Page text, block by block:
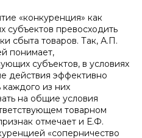
«конкуренция» как
субъектов превосходить
сбыта товаров. Так, А.П.
понимает,
субъектов, в условиях
действия эффективно
из них
на общие условия
товарном
отмечает и Е.Ф.
«соперничество